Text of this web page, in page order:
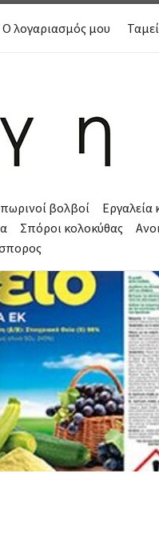
Ο λογαριασμός μου
βολβοί Εργαλεία
Σπόροι κολοκύθας